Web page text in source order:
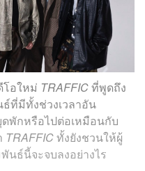
โอใหม่ TRAFFICที่พูดถึง
ที่มีทั้งช่วงเวลาอัน
ดพักหรือไปต่อเหมือนกับ
TRAFFICทั้งยังชวนให้ผู้
นธ์นี้จะจบลงอย่างไร